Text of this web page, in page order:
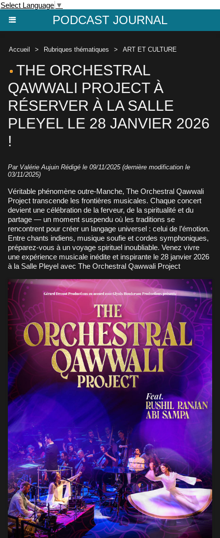
Select Language ▼
PODCAST JOURNAL
Accueil > Rubriques thématiques > ART ET CULTURE
THE ORCHESTRAL
QAWWALI PROJECT À
RÉSERVER À LA SALLE
PLEYEL LE 28 JANVIER 2026
!
Par Valérie Aujuin Rédigé le 09/11/2025 (dernière modification le
03/11/2025)
Véritable phénomène outre-Manche, The Orchestral Qawwali
Project transcende les frontières musicales. Chaque concert
devient une célébration de la ferveur, de la spiritualité et du
partage — un moment suspendu où les traditions se
rencontrent pour créer un langage universel : celui de l’émotion.
Entre chants indiens, musique soufie et cordes symphoniques,
préparez-vous à un voyage spirituel inoubliable. Venez vivre
une expérience musicale inédite et inspirante le 28 janvier 2026
à la Salle Pleyel avec The Orchestral Qawwali Project